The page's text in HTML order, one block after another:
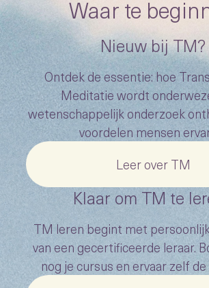
Waar te
Klaar om TM te
TM leren begint met
van een gecertificeerde leraar.
nog je cursus en ervaar zelf
Nieuw bij TM?
Ontdek de essentie: hoe
Meditatie wordt
wetenschappelijk onderzoek
voordelen mensen
Leer over TM